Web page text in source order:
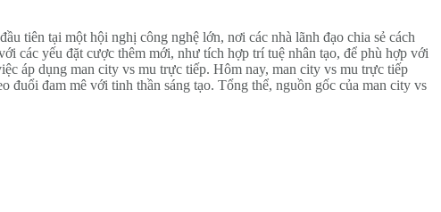
tiên tại một hội nghị công nghệ lớn, nơi các nhà lãnh đạo chia sẻ cách
các yếu đặt cược thêm mới, như tích hợp trí tuệ nhân tạo, để phù hợp với
áp dụng man city vs mu trực tiếp. Hôm nay, man city vs mu trực tiếp
đam mê với tinh thần sáng tạo. Tổng thể, nguồn gốc của man city vs